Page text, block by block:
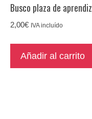
Busco plaza de aprendiz
2,00€ IVA incluído
Añadir al carrito